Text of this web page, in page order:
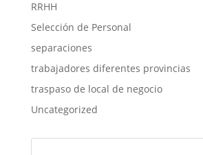
RRHH
Selección de Personal
separaciones
trabajadores diferentes provincias
traspaso de local de negocio
Uncategorized